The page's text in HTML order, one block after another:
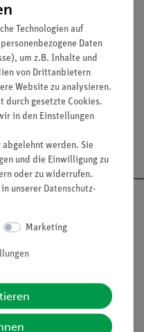
ab 300,- €
Service
Technologien auf
Daten
um z.B. Inhalte und
von Drittanbietern
Website zu analysieren.
durch gesetzte Cookies.
in den Einstellungen
werden. Sie
und die Einwilligung zu
oder zu widerrufen.
unserer Daten­schutz­
Marketing